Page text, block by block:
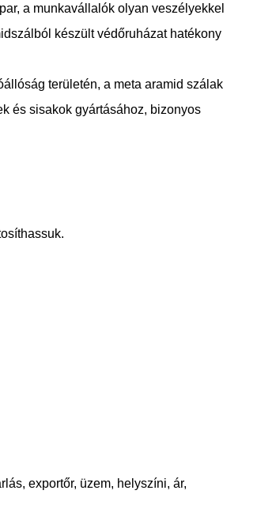
a munkavállalók olyan veszélyekkel
készült védőruházat hatékony
területén, a meta aramid szálak
és sisakok gyártásához, bizonyos
exportőr, üzem, helyszíni, ár,